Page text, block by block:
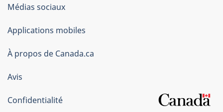
Organisation
du
gouvernement
du
Canada
Médias sociaux
Applications mobiles
À propos de Canada.ca
Avis
Confidentialité